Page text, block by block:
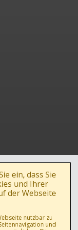
ein, dass Sie
und Ihrer
der Webseite
nutzbar zu
und